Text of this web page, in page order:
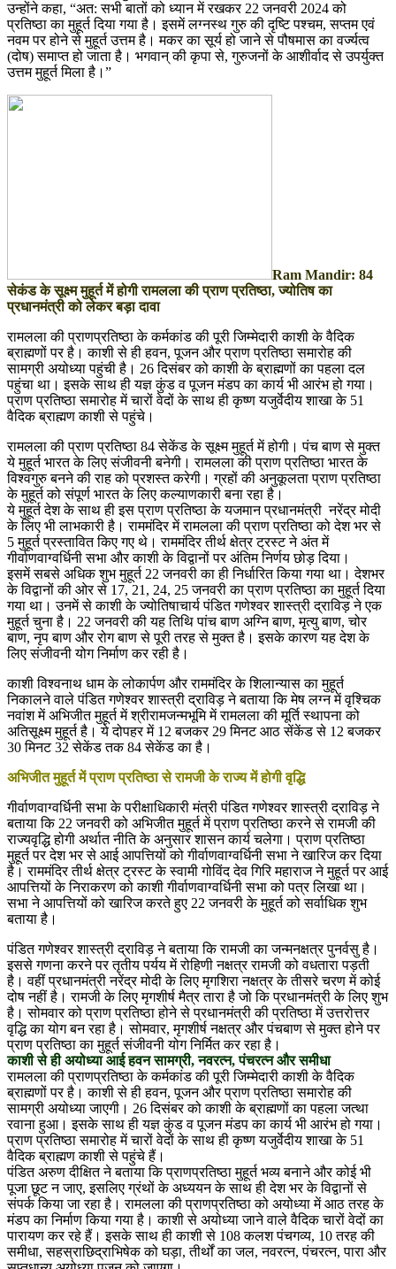
उन्होंने कहा, “अत: सभी बातों को ध्यान में रखकर 22 जनवरी 2024 को
प्रतिष्ठा का मुहूर्त दिया गया है। इसमें लग्नस्थ गुरु की दृष्टि पश्चम, सप्तम एवं
नवम पर होने से मुहूर्त उत्तम है। मकर का सूर्य हो जाने से पौषमास का वर्ज्यत्व
(दोष) समाप्त हो जाता है। भगवान् की कृपा से, गुरुजनों के आशीर्वाद से उपर्युक्त
उत्तम मुहूर्त मिला है।”
Ram Mandir: 84
सेकंड के सूक्ष्म मुहूर्त में होगी रामलला की प्राण प्रतिष्ठा, ज्योतिष का
प्रधानमंत्री को लेकर बड़ा दावा
रामलला की प्राणप्रतिष्ठा के कर्मकांड की पूरी जिम्मेदारी काशी के वैदिक
ब्राह्मणों पर है। काशी से ही हवन, पूजन और प्राण प्रतिष्ठा समारोह की
सामग्री अयोध्या पहुंची है। 26 दिसंबर को काशी के ब्राह्मणों का पहला दल
पहुंचा था। इसके साथ ही यज्ञ कुंड व पूजन मंडप का कार्य भी आरंभ हो गया।
प्राण प्रतिष्ठा समारोह में चारों वेदों के साथ ही कृष्ण यजुर्वेदीय शाखा के 51
वैदिक ब्राह्मण काशी से पहुंचे।
रामलला की प्राण प्रतिष्ठा 84 सेकेंड के सूक्ष्म मुहूर्त में होगी। पंच बाण से मुक्त
ये मुहूर्त भारत के लिए संजीवनी बनेगी। रामलला की प्राण प्रतिष्ठा भारत के
विश्वगुरु बनने की राह को प्रशस्त करेगी। ग्रहों की अनुकूलता प्राण प्रतिष्ठा
के मुहूर्त को संपूर्ण भारत के लिए कल्याणकारी बना रहा है।
ये मुहूर्त देश के साथ ही इस प्राण प्रतिष्ठा के यजमान प्रधानमंत्री नरेंद्र मोदी
के लिए भी लाभकारी है। राममंदिर में रामलला की प्राण प्रतिष्ठा को देश भर से
5 मुहूर्त प्रस्तावित किए गए थे। राममंदिर तीर्थ क्षेत्र ट्रस्ट ने अंत में
गीर्वाणवाग्वर्धिनी सभा और काशी के विद्वानों पर अंतिम निर्णय छोड़ दिया।
इसमें सबसे अधिक शुभ मुहूर्त 22 जनवरी का ही निर्धारित किया गया था। देशभर
के विद्वानों की ओर से 17, 21, 24, 25 जनवरी का प्राण प्रतिष्ठा का मुहूर्त दिया
गया था। उनमें से काशी के ज्योतिषाचार्य पंडित गणेश्वर शास्त्री द्राविड़ ने एक
मुहूर्त चुना है। 22 जनवरी की यह तिथि पांच बाण अग्नि बाण, मृत्यु बाण, चोर
बाण, नृप बाण और रोग बाण से पूरी तरह से मुक्त है। इसके कारण यह देश के
लिए संजीवनी योग निर्माण कर रही है।
काशी विश्वनाथ धाम के लोकार्पण और राममंदिर के शिलान्यास का मुहूर्त
निकालने वाले पंडित गणेश्वर शास्त्री द्राविड़ ने बताया कि मेष लग्न में वृश्चिक
नवांश में अभिजीत मुहूर्त में श्रीरामजन्मभूमि में रामलला की मूर्ति स्थापना को
अतिसूक्ष्म मुहूर्त है। ये दोपहर में 12 बजकर 29 मिनट आठ सेंकेंड से 12 बजकर
30 मिनट 32 सेकेंड तक 84 सेकेंड का है।
अभिजीत मुहूर्त में प्राण प्रतिष्ठा से रामजी के राज्य में होगी वृद्धि
गीर्वाणवाग्वर्धिनी सभा के परीक्षाधिकारी मंत्री पंडित गणेश्वर शास्त्री द्राविड़ ने
बताया कि 22 जनवरी को अभिजीत मुहूर्त में प्राण प्रतिष्ठा करने से रामजी की
राज्यवृद्धि होगी अर्थात नीति के अनुसार शासन कार्य चलेगा। प्राण प्रतिष्ठा
मुहूर्त पर देश भर से आई आपत्तियों को गीर्वाणवाग्वर्धिनी सभा ने खारिज कर दिया
है। राममंदिर तीर्थ क्षेत्र ट्रस्ट के स्वामी गोविंद देव गिरि महाराज ने मुहूर्त पर आई
आपत्तियों के निराकरण को काशी गीर्वाणवाग्वर्धिनी सभा को पत्र लिखा था।
सभा ने आपत्तियों को खारिज करते हुए 22 जनवरी के मुहूर्त को सर्वाधिक शुभ
बताया है।
पंडित गणेश्वर शास्त्री द्राविड़ ने बताया कि रामजी का जन्मनक्षत्र पुनर्वसु है।
इससे गणना करने पर तृतीय पर्यय में रोहिणी नक्षत्र रामजी को वधतारा पड़ती
है। वहीं प्रधानमंत्री नरेंद्र मोदी के लिए मृगशिरा नक्षत्र के तीसरे चरण में कोई
दोष नहीं है। रामजी के लिए मृगशीर्ष मैत्र तारा है जो कि प्रधानमंत्री के लिए शुभ
है। सोमवार को प्राण प्रतिष्ठा होने से प्रधानमंत्री की प्रतिष्ठा में उत्तरोत्तर
वृद्धि का योग बन रहा है। सोमवार, मृगशीर्ष नक्षत्र और पंचबाण से मुक्त होने पर
प्राण प्रतिष्ठा का मुहूर्त संजीवनी योग निर्मित कर रहा है।
काशी से ही अयोध्या आई हवन सामग्री, नवरत्न, पंचरत्न और समीधा
रामलला की प्राणप्रतिष्ठा के कर्मकांड की पूरी जिम्मेदारी काशी के वैदिक
ब्राह्मणों पर है। काशी से ही हवन, पूजन और प्राण प्रतिष्ठा समारोह की
सामग्री अयोध्या जाएगी। 26 दिसंबर को काशी के ब्राह्मणों का पहला जत्था
रवाना हुआ। इसके साथ ही यज्ञ कुंड व पूजन मंडप का कार्य भी आरंभ हो गया।
प्राण प्रतिष्ठा समारोह में चारों वेदों के साथ ही कृष्ण यजुर्वेदीय शाखा के 51
वैदिक ब्राह्मण काशी से पहुंचे हैं।
पंडित अरुण दीक्षित ने बताया कि प्राणप्रतिष्ठा मुहूर्त भव्य बनाने और कोई भी
पूजा छूट न जाए, इसलिए ग्रंथों के अध्ययन के साथ ही देश भर के विद्वानों से
संपर्क किया जा रहा है। रामलला की प्राणप्रतिष्ठा को अयोध्या में आठ तरह के
मंडप का निर्माण किया गया है। काशी से अयोध्या जाने वाले वैदिक चारों वेदों का
पारायण कर रहे हैं। इसके साथ ही काशी से 108 कलश पंचगव्य, 10 तरह की
समीधा, सहस्राछिद्राभिषेक को घड़ा, तीर्थों का जल, नवरत्न, पंचरत्न, पारा और